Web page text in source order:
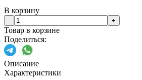
В корзину
- +
Товар в корзине
Поделиться:
Описание
Характеристики